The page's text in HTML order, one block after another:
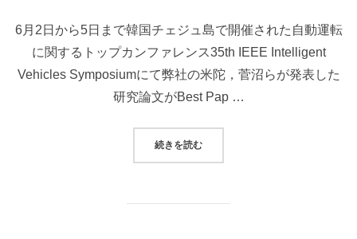
6月2日から5日まで韓国チェジュ島で開催された自動運転
に関するトップカンファレンス35th IEEE Intelligent
Vehicles Symposiumにて弊社の米陀，菅沼らが発表した
研究論文がBest Pap …
続きを読む“自動運転に関する国際会議IEEE